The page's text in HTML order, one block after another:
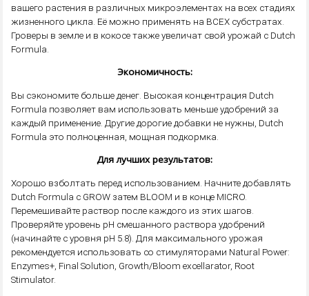
вашего растения в различных микроэлементах на всех стадиях
жизненного цикла. Её можно применять на ВСЕХ субстратах.
Гроверы в земле и в кокосе также увеличат свой урожай с Dutch
Formulа.
Экономичность:
Вы сэкономите больше денег. Высокая концентрация Dutch
Formulа позволяет вам использовать меньше удобрений за
каждый применение. Другие дорогие добавки не нужны, Dutch
Formulа это полноценная, мощная подкормка.
Для лучших результатов:
Хорошо взболтать перед использованием. Начните добавлять
Dutch Formulа с GROW затем BLOOM и в конце MICRO.
Перемешивайте раствор после каждого из этих шагов.
Проверяйте уровень рН смешанного раствора удобрений
(начинайте с уровня рН 5.8). Для максимального урожая
рекомендуется использовать со стимуляторами Natural Power:
Enzymes+, Final Solution, Growth/Bloom excellarator, Root
Stimulator.